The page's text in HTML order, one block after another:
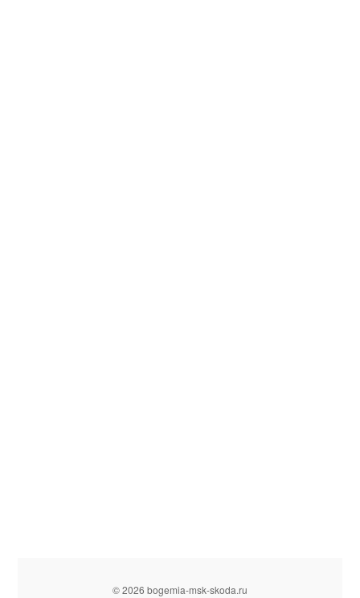
© 2026 bogemia-msk-skoda.ru